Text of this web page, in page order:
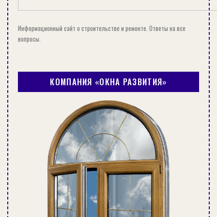
Укладка начинается с левого края. Первая
панель устанавливается точно по краю,
гвоздями, так как они наименее заметны.
Все следующие ламели стыкуются в паз
предыдущей и закрепляются таким же
способом. Торцы зашкуриваются.
Рекомендуется готовое изделие еще раз
покрыть лаком, а после высыхания –
установить на место фурнитуру.
На видео монтаж двери из вагонки своими
Информационный сайт о строительстве и ремонте. Ответы на все
вопросы.
КОМПАНИЯ «ОКНА РАЗВИТИЯ»